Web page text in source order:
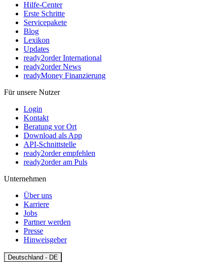
Hilfe-Center
Erste Schritte
Servicepakete
Blog
Lexikon
Updates
ready2order International
ready2order News
readyMoney Finanzierung
Für unsere Nutzer
Login
Kontakt
Beratung vor Ort
Download als App
API-Schnittstelle
ready2order empfehlen
ready2order am Puls
Unternehmen
Über uns
Karriere
Jobs
Partner werden
Presse
Hinweisgeber
Deutschland - DE